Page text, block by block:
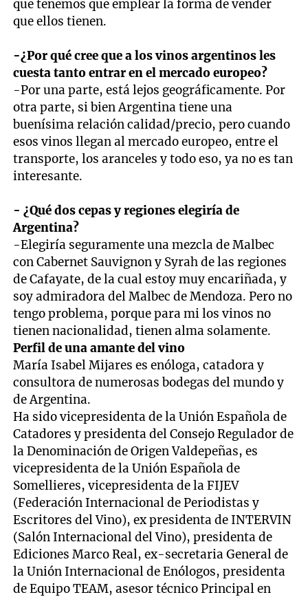
que tenemos que emplear la forma de vender
que ellos tienen.
-¿Por qué cree que a los vinos argentinos les
cuesta tanto entrar en el mercado europeo?
-Por una parte, está lejos geográficamente. Por
otra parte, si bien Argentina tiene una
buenísima relación calidad/precio, pero cuando
esos vinos llegan al mercado europeo, entre el
transporte, los aranceles y todo eso, ya no es tan
interesante.
- ¿Qué dos cepas y regiones elegiría de
Argentina?
-Elegiría seguramente una mezcla de Malbec
con Cabernet Sauvignon y Syrah de las regiones
de Cafayate, de la cual estoy muy encariñada, y
soy admiradora del Malbec de Mendoza. Pero no
tengo problema, porque para mi los vinos no
tienen nacionalidad, tienen alma solamente.
Perfil de una amante del vino
María Isabel Mijares es enóloga, catadora y
consultora de numerosas bodegas del mundo y
de Argentina.
Ha sido vicepresidenta de la Unión Española de
Catadores y presidenta del Consejo Regulador de
la Denominación de Origen Valdepeñas, es
vicepresidenta de la Unión Española de
Somellieres, vicepresidenta de la FIJEV
(Federación Internacional de Periodistas y
Escritores del Vino), ex presidenta de INTERVIN
(Salón Internacional del Vino), presidenta de
Ediciones Marco Real, ex-secretaria General de
la Unión Internacional de Enólogos, presidenta
de Equipo TEAM, asesor técnico Principal en